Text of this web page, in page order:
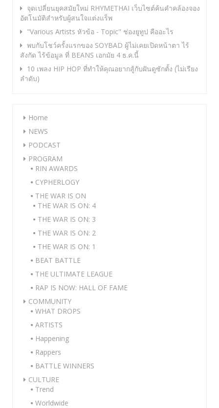
จุดเปลี่ยนยุคสมัยใหม่ RHYMETHAI เว็บไซต์ค้นคำคล้องจอง
อัตโนมัติสำหรับผู้สนใจแต่งแร็พ
"Various Artists หัวข้อ - Topic" ช่องยูทูป คืออะไร
พบกับโชว์ครั้งแรกของ SOYBAD ผู้ไม่เคยเปิดหน้าตา ไร้
สังกัด ไร้ข้อมูล ที่ BEANS เอกมัย 4 ธ.ค.นี้
10 เพลง HIP HOP ที่ทำให้คุณอยากสู้กับฝันดูซักตั้ง (ไม่เรียง
ลำดับ)
Home
NEWS
PODCAST
PROGRAM
RIN AWARDS
CYPHERLOGY
THE WAR IS ON
THE WAR IS ON: 4
THE WAR IS ON: 3
THE WAR IS ON: 2
THE WAR IS ON: 1
BEAT BATTLE
THE ULTIMATE LEAGUE
RAP IS NOW: HALL OF FAME
COMMUNITY
WHAT DROPS
ARTISTS
Happening
Rappers
BATTLE WINNERS
CULTURE
Trend
Worldwide